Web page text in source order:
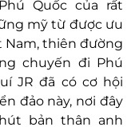
Quốc của rất
mỹ từ được ưu
Nam, thiên đường
chuyến đi Phú
JR đã có cơ hội
đảo này, nơi đây
bản thân anh